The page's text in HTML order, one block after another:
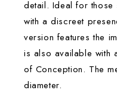
detail. Ideal for
with a discreet
version features the
is also available with
of Conception. The
diameter.